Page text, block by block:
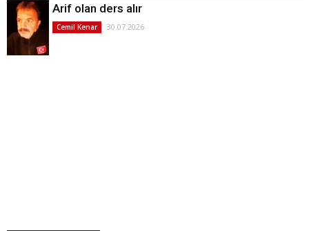
Arif olan ders alır
Cemil Kenar 30.07.2026